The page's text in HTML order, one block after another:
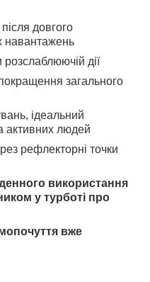
довгого
навантажень
дії
загального
ідеальний
активних людей
рефлекторні точки
використання
у турботі про
вже